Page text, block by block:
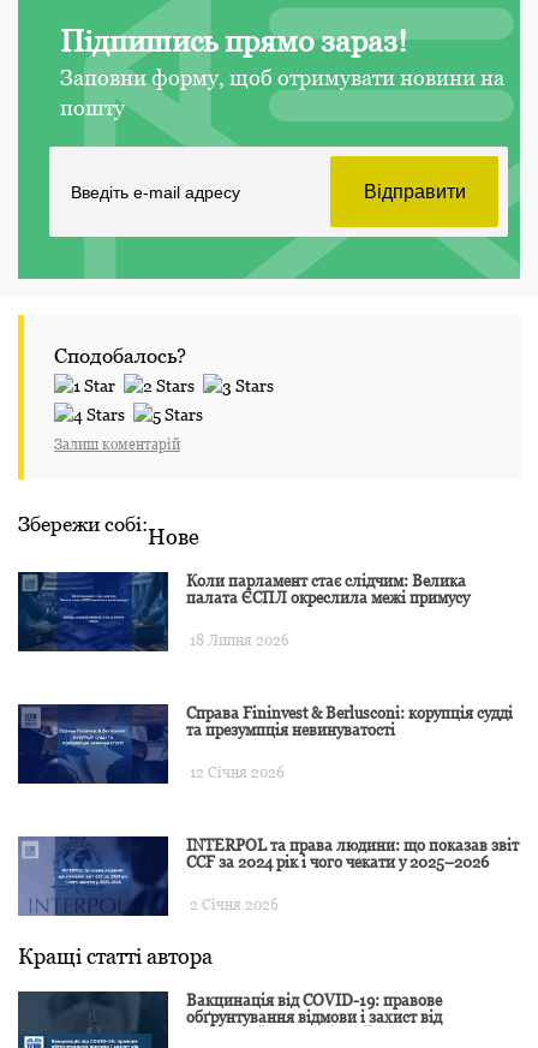
Підпишись прямо зараз!
Заповни форму, щоб отримувати новини на
пошту
Сподобалось?
Залиш коментарій
Збережи собі:Нове
Коли парламент стає слідчим: Велика
палата ЄСПЛ окреслила межі примусу
18 Липня 2026
Справа Fininvest & Berlusconi: корупція судді
та презумпція невинуватості
12 Січня 2026
INTERPOL та права людини: що показав звіт
CCF за 2024 рік і чого чекати у 2025–2026
2 Січня 2026
Кращі статті автора
Вакцинація від COVID-19: правове
обґрунтування відмови і захист від